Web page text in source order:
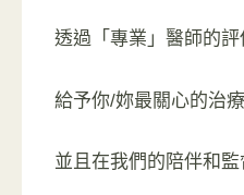
透過「專業」醫師的
給予你/妳最關心的治療
並且在我們的陪伴和監